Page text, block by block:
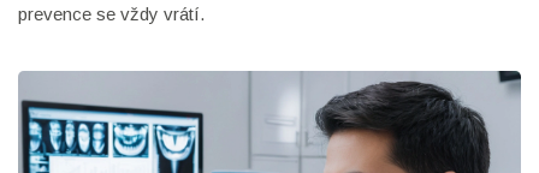
prevence se vždy vrátí.